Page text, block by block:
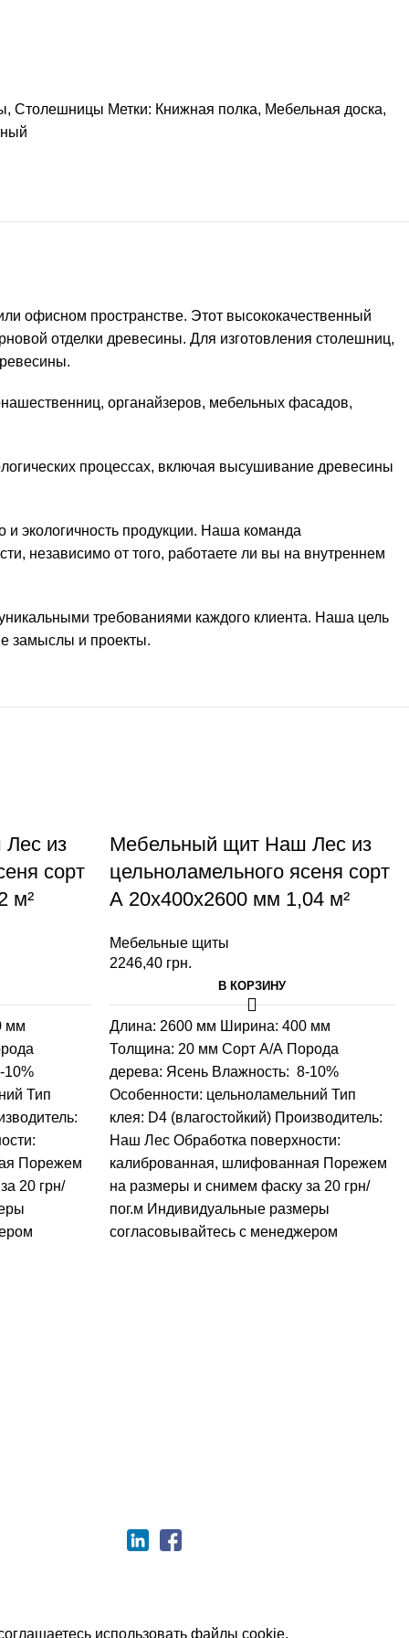
, Столешницы Метки: Книжная полка, Мебельная доска,
офисном пространстве. Этот высококачественный
отделки древесины. Для изготовления столешниц,
органайзеров, мебельных фасадов,
процессах, включая высушивание древесины
и экологичность продукции. Наша команда
независимо от того, работаете ли вы на внутреннем
требованиями каждого клиента. Наша цель
замыслы и проекты.
из
сорт
м²
мм
10%
Тип
Порежем
20 грн/
Мебельный щит Наш Лес из
цельноламельного ясеня сорт
А 20х400х2600 мм 1,04 м²
Мебельные щиты
2246,40 грн.
В КОРЗИНУ
Длина: 2600 мм Ширина: 400 мм
Толщина: 20 мм Сорт А/А Порода
дерева: Ясень Влажность: 8-10%
Особенности: цельноламельний Тип
клея: D4 (влагостойкий) Производитель:
Наш Лес Обработка поверхности:
калиброванная, шлифованная Порежем
на размеры и снимем фаску за 20 грн/
пог.м Индивидуальные размеры
согласовывайтесь с менеджером
использовать файлы cookie.